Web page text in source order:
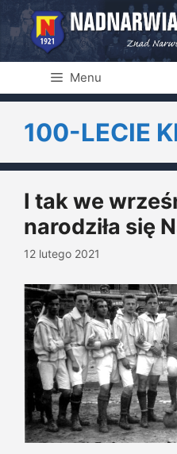
Przejdź
do
treści
Menu
100-LECIE
I tak we
narodziła się
12 lutego 2021